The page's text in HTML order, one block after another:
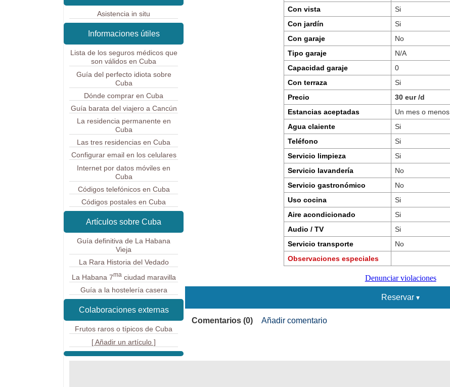
Con vista
Si
Con jardín
Si
Con garaje
No
Tipo garaje
N/A
Capacidad garaje
0
Con terraza
Si
Precio
30 eur /d
Estancias aceptadas
Un mes o menos
Agua claiente
Si
Teléfono
Si
Servicio limpieza
Si
Servicio lavandería
No
Servicio gastronómico
No
Uso cocina
Si
Aire acondicionado
Si
Audio / TV
Si
Servicio transporte
No
Observaciones especiales
Denunciar violaciones
Reservar
Comentarios (0) Añadir comentario
Asistencia in situ
Informaciones útiles
Lista de los seguros médicos que
son válidos en Cuba
Guía del perfecto idiota sobre
Cuba
Dónde comprar en Cuba
Guía barata del viajero a Cancún
La residencia permanente en
Cuba
Las tres residencias en Cuba
Configurar email en los celulares
Internet por datos móviles en
Cuba
Códigos telefónicos en Cuba
Códigos postales en Cuba
Artículos sobre Cuba
Guía definitiva de La Habana
Vieja
La Rara Historia del Vedado
La Habana 7maciudad maravilla
Guía a la hostelería casera
Colaboraciones externas
Frutos raros o típicos de Cuba
[ Añadir un artículo ]